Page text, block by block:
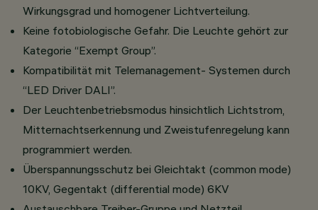
Wirkungsgrad und homogener Lichtverteilung.
Keine fotobiologische Gefahr. Die Leuchte gehört zur
Kategorie “Exempt Group”.
Kompatibilität mit Telemanagement- Systemen durch
“LED Driver DALI”.
Der Leuchtenbetriebsmodus hinsichtlich Lichtstrom,
Mitternachtserkennung und Zweistufenregelung kann
programmiert werden.
Überspannungsschutz bei Gleichtakt (common mode)
10KV, Gegentakt (differential mode) 6KV